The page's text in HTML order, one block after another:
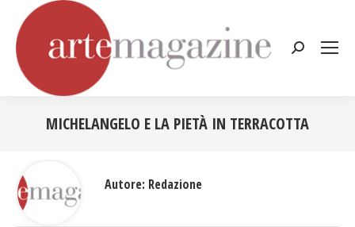
Cerca:
MICHELANGELO E LA PIETÀ IN TERRACOTTA
Autore: Redazione